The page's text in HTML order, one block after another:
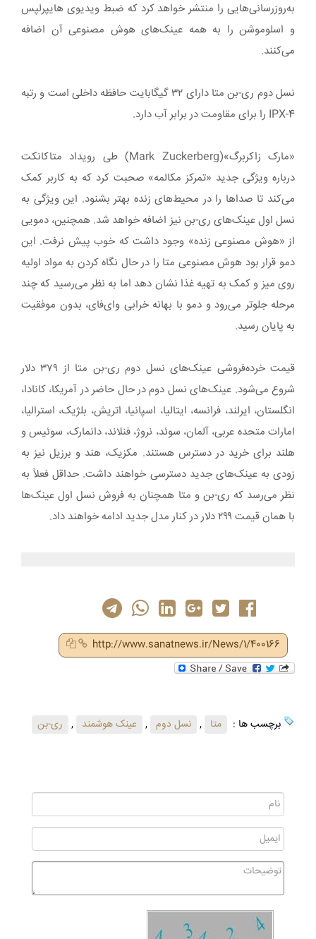
به‌روزرسانی‌هایی را منتشر خواهد کرد که ضبط ویدیوی هایپرلپس
و اسلوموشن را به همه عینک‌های هوش مصنوعی آن اضافه
می‌کنند.
نسل دوم ری-بن متا دارای ۳۲ گیگابایت حافظه داخلی است و رتبه
IPX-4 را برای مقاومت در برابر آب دارد.
«مارک زاکربرگ»(Mark Zuckerberg) طی رویداد متاکانکت
درباره ویژگی جدید «تمرکز مکالمه» صحبت کرد که به کاربر کمک
می‌کند تا صداها را در محیط‌های زنده بهتر بشنود. این ویژگی به
نسل اول عینک‌های ری-بن نیز اضافه خواهد شد. همچنین، دمویی
از «هوش مصنوعی زنده» وجود داشت که خوب پیش نرفت. این
دمو قرار بود هوش مصنوعی متا را در حال نگاه کردن به مواد اولیه
روی میز و کمک به تهیه غذا نشان دهد اما به نظر می‌رسید که چند
مرحله جلوتر می‌رود و دمو با بهانه خرابی وای‌فای، بدون موفقیت
به پایان رسید.
قیمت خرده‌فروشی عینک‌های نسل دوم ری-بن متا از ۳۷۹ دلار
شروع می‌شود. عینک‌های نسل دوم در حال حاضر در آمریکا، کانادا،
انگلستان، ایرلند، فرانسه، ایتالیا، اسپانیا، اتریش، بلژیک، استرالیا،
امارات متحده عربی، آلمان، سوئد، نروژ، فنلاند، دانمارک، سوئیس و
هلند برای خرید در دسترس هستند. مکزیک، هند و برزیل نیز به‌
زودی به عینک‌های جدید دسترسی خواهند داشت. حداقل فعلاً به
نظر می‌رسد که ری‌-بن و متا همچنان به فروش نسل اول عینک‌ها
با همان قیمت ۲۹۹ دلار در کنار مدل جدید ادامه خواهند داد.
http://www.sanatnews.ir/News/1/400166
برچسب ها : متا , نسل دوم , عینک هوشمند , ری-بن